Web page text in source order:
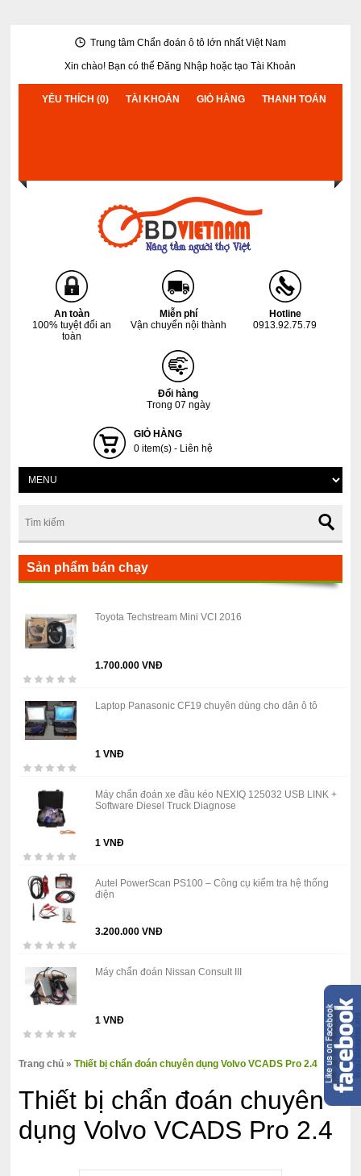
Trung tâm Chẩn đoán ô tô lớn nhất Việt Nam
Xin chào! Bạn có thểĐăng Nhập hoặctạo Tài Khoản
YÊU THÍCH (0) TÀI KHOẢN GIỎ HÀNG THANH TOÁN
An toàn
100% tuyệt đối an
toàn
Miễn phí
Vận chuyển nội thành
Hotline
0913.92.75.79
Đổi hàng
Trong 07 ngày
GIỎ HÀNG
0 item(s) - Liên hệ
Sản phẩm bán chạy
Toyota Techstream Mini VCI 2016
1.700.000 VNĐ
Laptop Panasonic CF19 chuyên dùng cho dân ô tô
1 VNĐ
Máy chẩn đoán xe đầu kéo NEXIQ 125032 USB LINK +
Software Diesel Truck Diagnose
1 VNĐ
Autel PowerScan PS100 – Công cụ kiểm tra hệ thống
điện
3.200.000 VNĐ
Máy chẩn đoán Nissan Consult III
1 VNĐ
Trang chủ »Thiết bị chẩn đoán chuyên dụng Volvo VCADS Pro 2.4
Thiết bị chẩn đoán chuyên
dụng Volvo VCADS Pro 2.4